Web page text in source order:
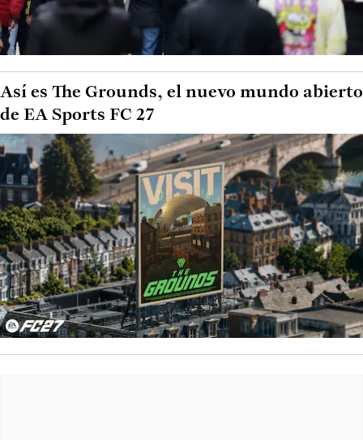
Así es The Grounds, el nuevo mundo abierto
de EA Sports FC 27